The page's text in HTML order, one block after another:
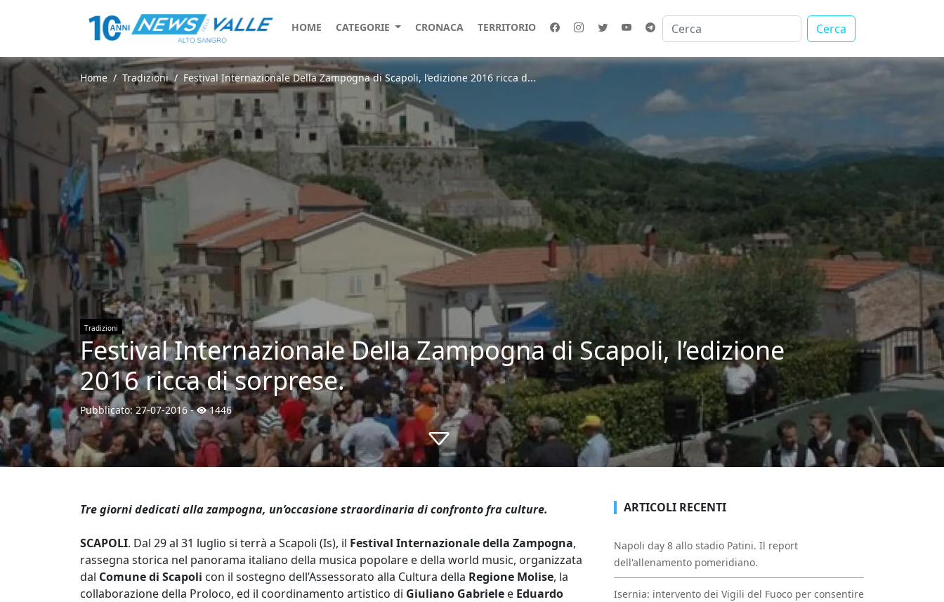
HOME CATEGORIE CRONACA TERRITORIO Cerca
Home Tradizioni Festival Internazionale Della Zampogna di Scapoli, l’edizione 2016 ricca d...
Tradizioni
Festival Internazionale Della Zampogna di Scapoli, l’edizione
2016 ricca di sorprese.
Pubblicato:27-07-2016- 1446
Tre giorni dedicati alla zampogna, un’occasione straordinaria di confronto fra culture.
SCAPOLI. Dal 29 al 31 luglio si terrà a Scapoli (Is), il Festival Internazionale della Zampogna,
rassegna storica nel panorama italiano della musica popolare e della world music, organizzata
dal Comune di Scapoli con il sostegno dell’Assessorato alla Cultura della Regione Molise, la
collaborazione della Proloco, ed il coordinamento artistico di Giuliano Gabriele e Eduardo
ARTICOLI RECENTI
Napoli day 8 allo stadio Patini. Il report
dell'allenamento pomeridiano.
Isernia: intervento dei Vigili del Fuoco per consentire